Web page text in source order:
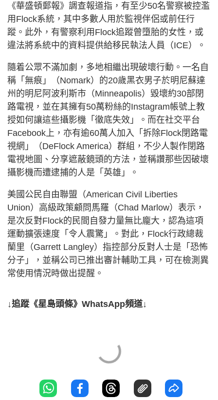
《華盛頓郵報》調查報道指，有至少50名警察被控濫
用Flock系統，其中多數人用於監視伴侶或前任行
蹤。此外，有警察利用Flock追蹤曾墮胎的女性，或
違法將系統中的資料提供給移民執法人員（ICE）。
隨着公眾不滿加劇，多地相繼出現破壞行動。一名自
稱「無痕」（Nomark）的20歲黑衣男子於明尼蘇達
州的明尼阿波利斯市（Minneapolis）毀壞約30部閉
路電視，並在其擁有50萬粉絲的Instagram帳號上教
授如何讓這些攝影機「徹底失效」。而在社交平台
Facebook上，亦有逾60萬人加入「拆除Flock閉路電
視網」（DeFlock America）群組，不少人製作閉路
電視地圖、分享遮蔽鏡頭的方法，並稱讚那些因破壞
攝影機而遭逮捕的人是「英雄」。
美國公民自由聯盟（American Civil Liberties
Union）高級政策顧問馬羅（Chad Marlow）表示，
是次反對Flock的民間自發力量無比龐大，認為這項
運動擴張速度「令人震驚」。對此，Flock行政總裁
蘭里（Garrett Langley）指控部分反對人士是「恐怖
分子」，並稱公司已推出審計輔助工具，可在檢測異
常使用情況時做出提醒。
↓追蹤《星島頭條》WhatsApp頻道↓